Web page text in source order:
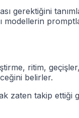
gerektiğini
ritim,
belirler.
zaten takip ettiği